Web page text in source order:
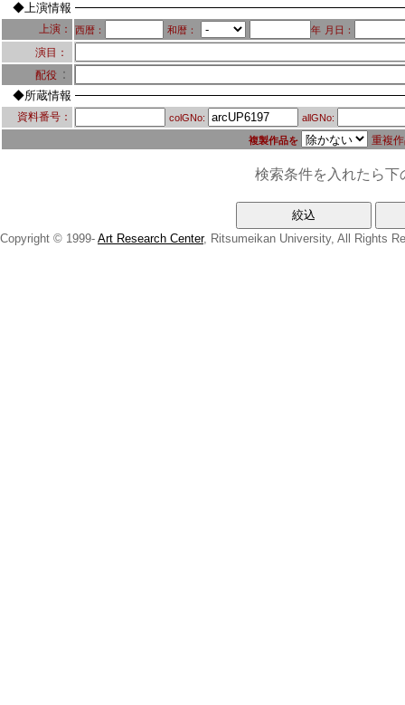
◆上演情報
上演： 西暦： 和暦： 年 月日：
演目：
配役 ：
◆所蔵情報
資料番号： colGNo: allGNo:
複製作品を 重複
検索条件を入れたら
Copyright © 1999- Art Research Center, Ritsumeikan University, All Rights